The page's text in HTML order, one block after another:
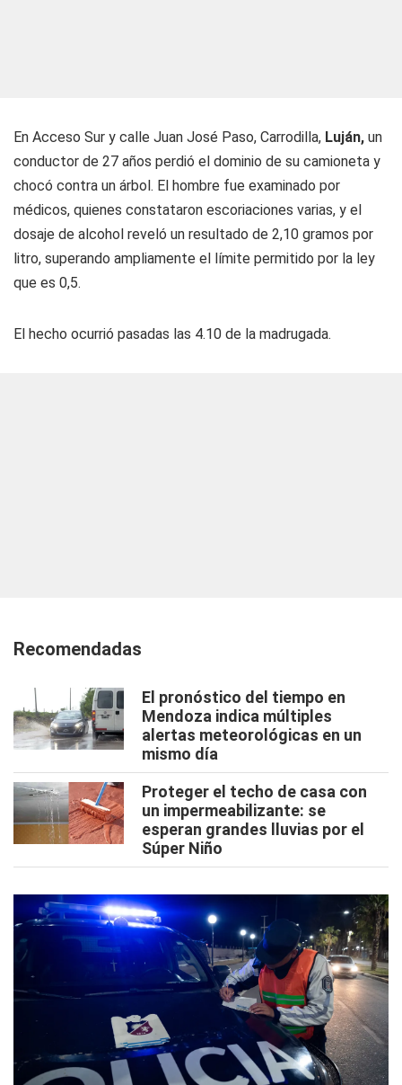
En Acceso Sur y calle Juan José Paso, Carrodilla, Luján, un
conductor de 27 años perdió el dominio de su camioneta y
chocó contra un árbol. El hombre fue examinado por
médicos, quienes constataron escoriaciones varias, y el
dosaje de alcohol reveló un resultado de 2,10 gramos por
litro, superando ampliamente el límite permitido por la ley
que es 0,5.
El hecho ocurrió pasadas las 4.10 de la madrugada.
Recomendadas
El pronóstico del tiempo en
Mendoza indica múltiples
alertas meteorológicas en un
mismo día
Proteger el techo de casa con
un impermeabilizante: se
esperan grandes lluvias por el
Súper Niño